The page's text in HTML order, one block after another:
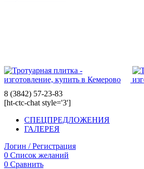
8 (3842) 57-23-83
[ht-ctc-chat style='3']
СПЕЦПРЕДЛОЖЕНИЯ
ГАЛЕРЕЯ
Логин / Регистрация
0 Список желаний
0 Сравнить